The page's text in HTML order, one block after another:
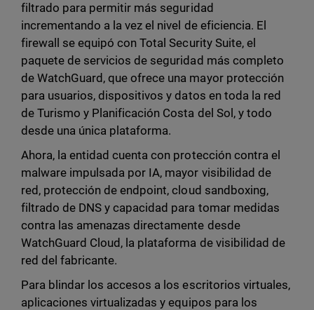
filtrado para permitir más seguridad
incrementando a la vez el nivel de eficiencia. El
firewall se equipó con Total Security Suite, el
paquete de servicios de seguridad más completo
de WatchGuard, que ofrece una mayor protección
para usuarios, dispositivos y datos en toda la red
de Turismo y Planificación Costa del Sol, y todo
desde una única plataforma.
Ahora, la entidad cuenta con protección contra el
malware impulsada por IA, mayor visibilidad de
red, protección de endpoint, cloud sandboxing,
filtrado de DNS y capacidad para tomar medidas
contra las amenazas directamente desde
WatchGuard Cloud, la plataforma de visibilidad de
red del fabricante.
Para blindar los accesos a los escritorios virtuales,
aplicaciones virtualizadas y equipos para los